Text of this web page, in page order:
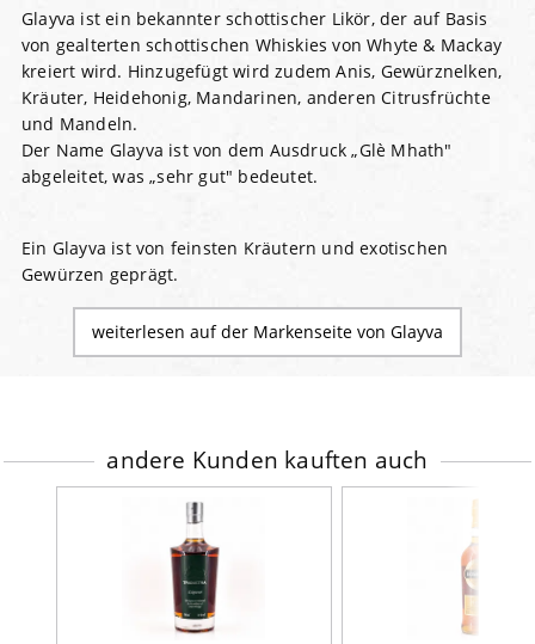
Glayva ist ein bekannter schottischer Likör, der auf Basis
von gealterten schottischen Whiskies von Whyte & Mackay
kreiert wird. Hinzugefügt wird zudem Anis, Gewürznelken,
Kräuter, Heidehonig, Mandarinen, anderen Citrusfrüchte
und Mandeln.
Der Name Glayva ist von dem Ausdruck „Glè Mhath"
abgeleitet, was „sehr gut" bedeutet.
Ein Glayva ist von feinsten Kräutern und exotischen
Gewürzen geprägt.
weiterlesen auf der Markenseite von Glayva
andere Kunden kauften auch